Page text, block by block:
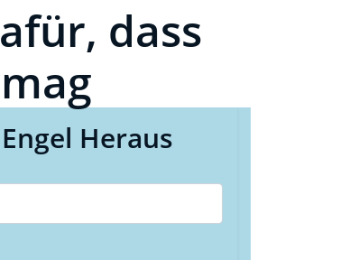
dass
Heraus